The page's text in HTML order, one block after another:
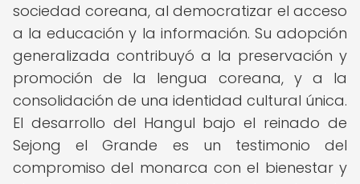
sociedad coreana, al democratizar el acceso
a la educación y la información. Su adopción
generalizada contribuyó a la preservación y
promoción de la lengua coreana, y a la
consolidación de una identidad cultural única.
El desarrollo del Hangul bajo el reinado de
Sejong el Grande es un testimonio del
compromiso del monarca con el bienestar y